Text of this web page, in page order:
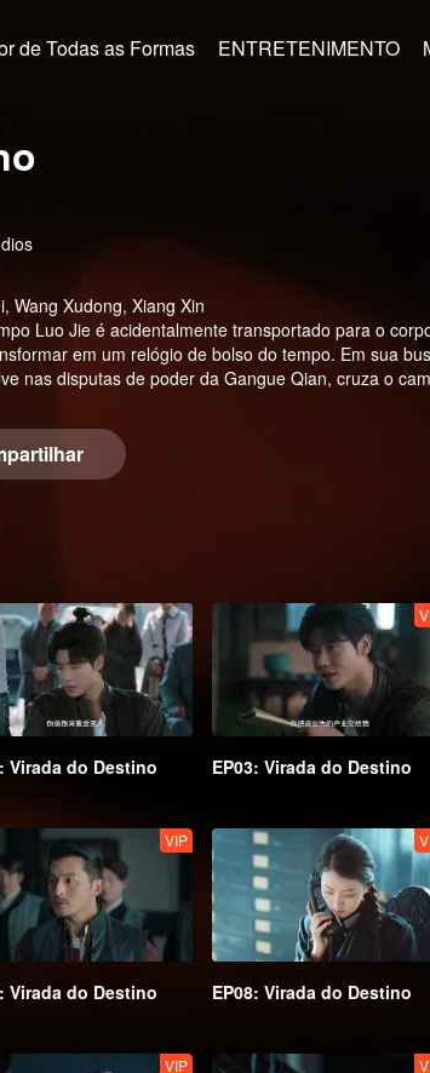
de Todas as Formas ENTRETENIMENTO
Wang Xudong, Xiang Xin
Luo Jie é acidentalmente transportado para o
em um relógio de bolso do tempo. Em sua
nas disputas de poder da Gangue Qian, cruza o
Humildade e a uma catástrofe iminente...
Virada do Destino EP03: Virada do Destino
VIP
Virada do Destino EP08: Virada do Destino
VIP